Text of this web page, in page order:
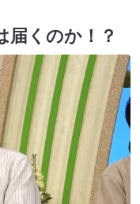
届くのか！？